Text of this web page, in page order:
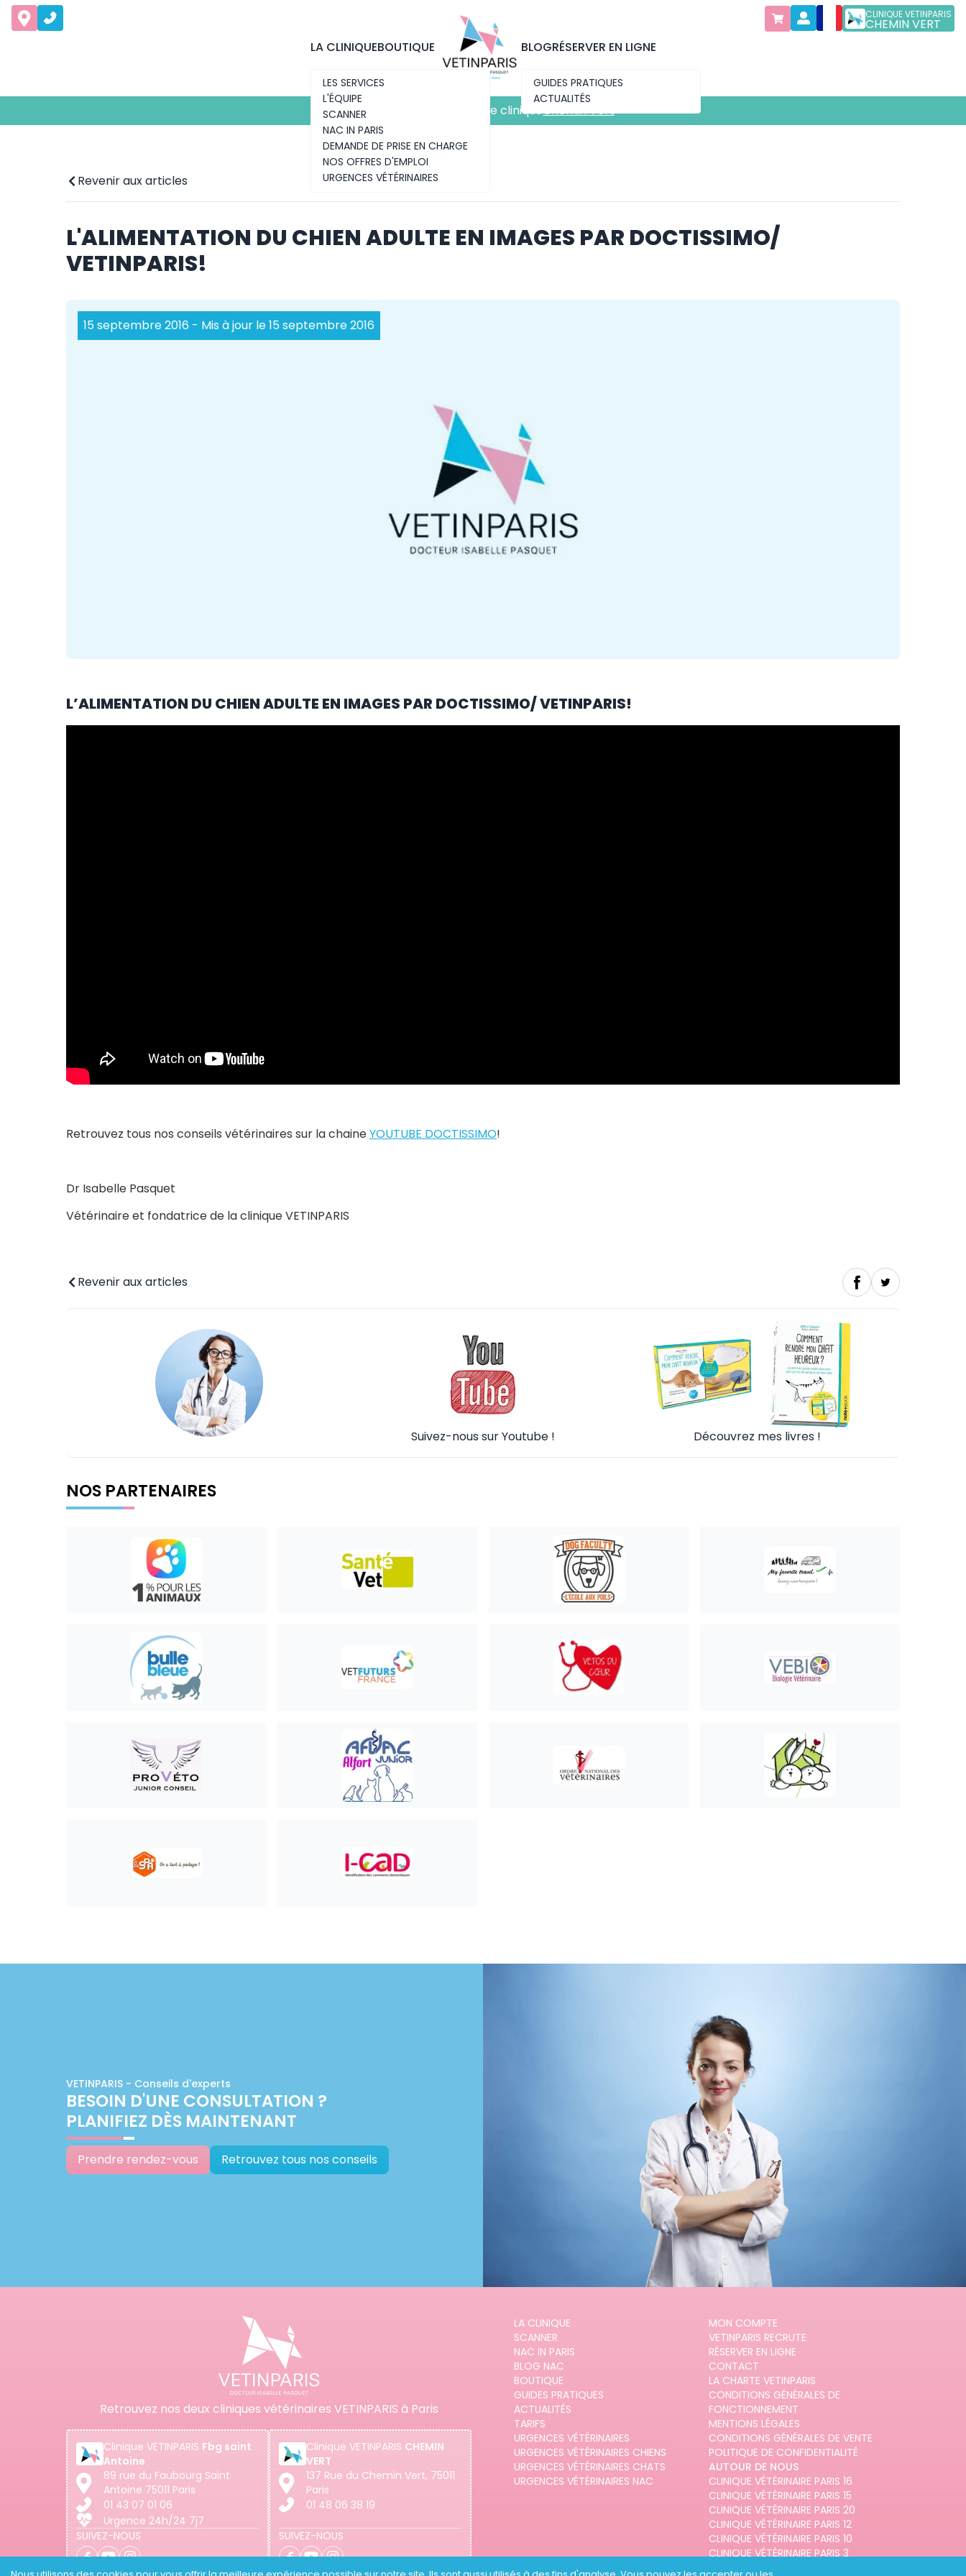
CLINIQUE VETINPARIS
CHEMIN VERT
LA CLINIQUE
LES SERVICES
L'ÉQUIPE
SCANNER
NAC IN PARIS
DEMANDE DE PRISE EN CHARGE
NOS OFFRES D'EMPLOI
URGENCES VÉTÉRINAIRES
BOUTIQUE BLOG
GUIDES PRATIQUES
ACTUALITÉS
RÉSERVER EN LIGNE
Découvrez notre nouvelle cliniqueChemin Vert
Découvrez notre nouvelle clinique
Revenir aux articles
L'ALIMENTATION DU CHIEN ADULTE EN IMAGES PAR DOCTISSIMO/
VETINPARIS!
15 septembre 2016 - Mis à jour le 15 septembre 2016
L’ALIMENTATION DU CHIEN ADULTE EN IMAGES PAR DOCTISSIMO/ VETINPARIS!
Retrouvez tous nos conseils vétérinaires sur la chaineYOUTUBE DOCTISSIMO!
Dr Isabelle Pasquet
Vétérinaire et fondatrice de la clinique VETINPARIS
Revenir aux articles
Suivez-nous sur Youtube ! Découvrez mes livres !
NOS PARTENAIRES
VETINPARIS - Conseils d'experts
BESOIN D'UNE CONSULTATION ?
PLANIFIEZ DÈS MAINTENANT
Prendre rendez-vous Retrouvez tous nos conseils
Retrouvez nos deux cliniques vétérinaires VETINPARIS à Paris
Clinique VETINPARIS Fbg saint
Antoine
89 rue du Faubourg Saint
Antoine 75011 Paris
01 43 07 01 06
Urgence 24h/24 7j7
SUIVEZ-NOUS
Clinique VETINPARIS CHEMIN
VERT
137 Rue du Chemin Vert, 75011
Paris
01 48 06 38 19
SUIVEZ-NOUS
LA CLINIQUE
SCANNER
NAC IN PARIS
BLOG NAC
BOUTIQUE
GUIDES PRATIQUES
ACTUALITÉS
TARIFS
URGENCES VÉTÉRINAIRES
URGENCES VÉTÉRINAIRES CHIENS
URGENCES VÉTÉRINAIRES CHATS
URGENCES VÉTÉRINAIRES NAC
MON COMPTE
VETINPARIS RECRUTE
RÉSERVER EN LIGNE
CONTACT
LA CHARTE VETINPARIS
CONDITIONS GÉNÉRALES DE
FONCTIONNEMENT
MENTIONS LÉGALES
CONDITIONS GÉNÉRALES DE VENTE
POLITIQUE DE CONFIDENTIALITÉ
AUTOUR DE NOUS
CLINIQUE VÉTÉRINAIRE PARIS 16
CLINIQUE VÉTÉRINAIRE PARIS 15
CLINIQUE VÉTÉRINAIRE PARIS 20
CLINIQUE VÉTÉRINAIRE PARIS 12
CLINIQUE VÉTÉRINAIRE PARIS 10
CLINIQUE VÉTÉRINAIRE PARIS 3